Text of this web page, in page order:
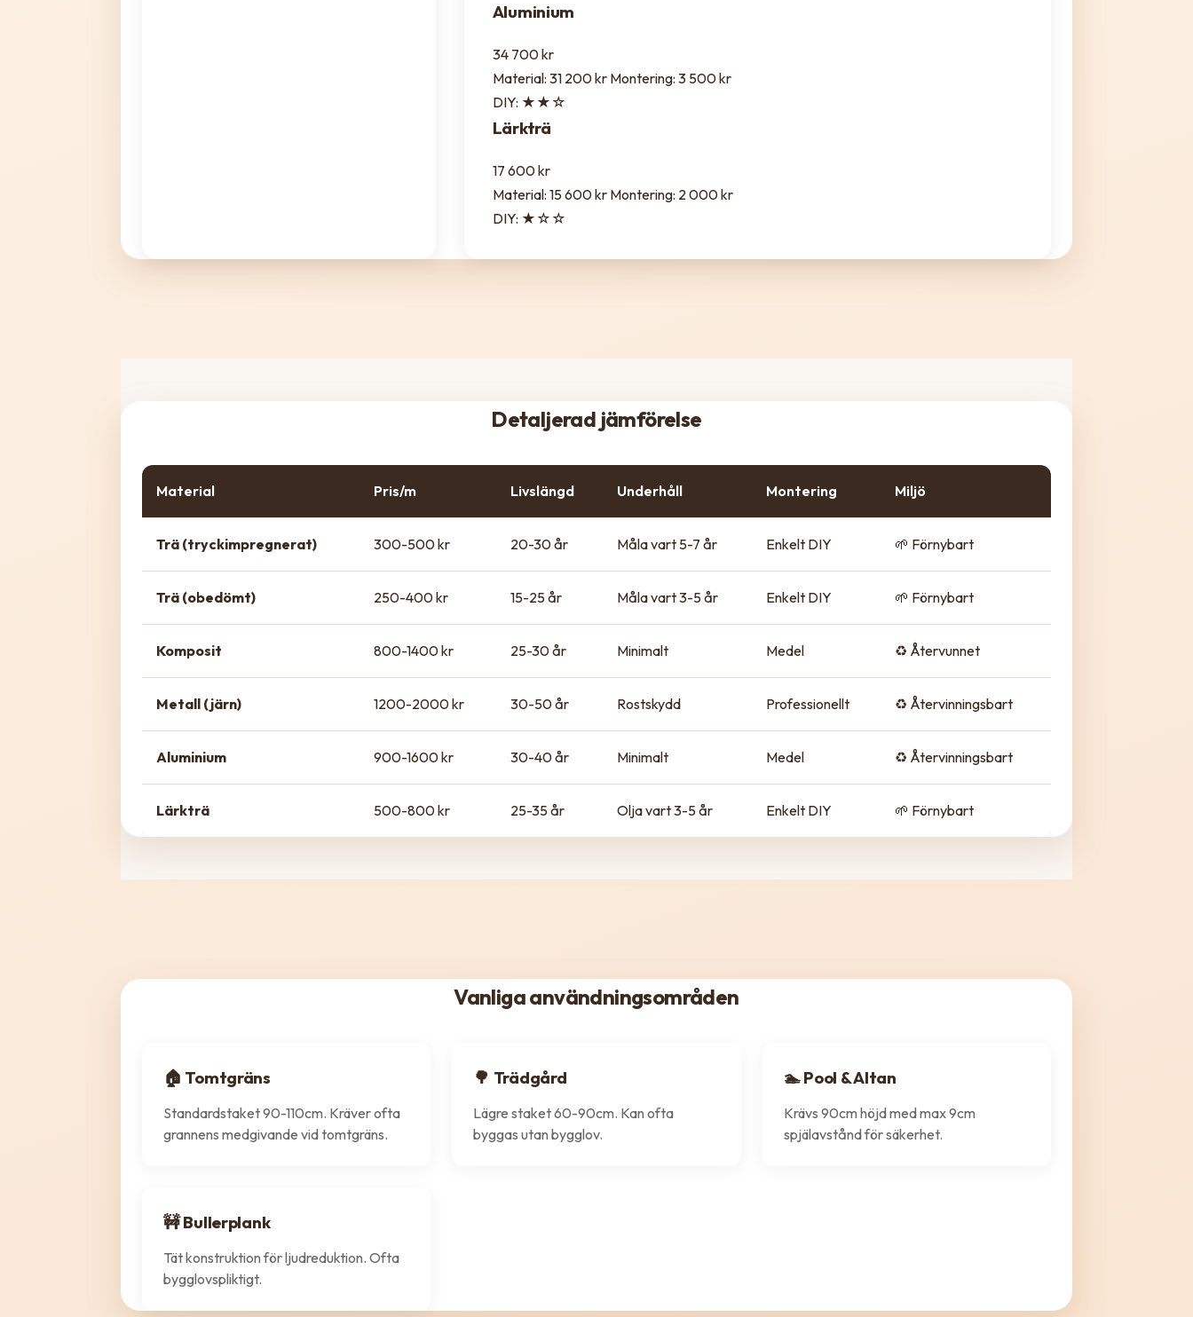
Aluminium
34 700 kr
Material: 31 200 kr Montering: 3 500 kr
DIY: ★★☆
Lärkträ
17 600 kr
Material: 15 600 kr Montering: 2 000 kr
DIY: ★☆☆
Detaljerad jämförelse
Material Pris/m Livslängd Underhåll Montering Miljö
Trä (tryckimpregnerat) 300-500 kr 20-30 år Måla vart 5-7 år Enkelt DIY 🌱 Förnybart
Trä (obedömt) 250-400 kr 15-25 år Måla vart 3-5 år Enkelt DIY 🌱 Förnybart
Komposit 800-1400 kr 25-30 år Minimalt Medel ♻️ Återvunnet
Metall (järn) 1200-2000 kr 30-50 år Rostskydd Professionellt ♻️ Återvinningsbart
Aluminium 900-1600 kr 30-40 år Minimalt Medel ♻️ Återvinningsbart
Lärkträ 500-800 kr 25-35 år Olja vart 3-5 år Enkelt DIY 🌱 Förnybart
Vanliga användningsområden
🏠 Tomtgräns
Standardstaket 90-110cm. Kräver ofta
grannens medgivande vid tomtgräns.
🌳 Trädgård
Lägre staket 60-90cm. Kan ofta
byggas utan bygglov.
🏊 Pool & Altan
Krävs 90cm höjd med max 9cm
spjälavstånd för säkerhet.
🚧 Bullerplank
Tät konstruktion för ljudreduktion. Ofta
bygglovspliktigt.